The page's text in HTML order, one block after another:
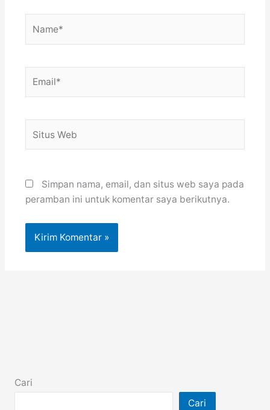
Web
Simpan nama, email, dan situs web saya pada
peramban ini untuk komentar saya berikutnya.
Cari
Cari